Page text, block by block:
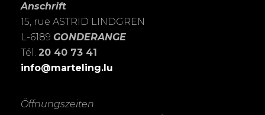
Anschrift
15, rue ASTRID LINDGREN
L-6189 GONDERANGE
Tél. 20 40 73 41
info@marteling.lu
Öffnungszeiten